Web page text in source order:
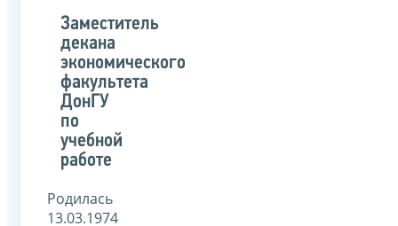
Заместитель
декана
экономического
факультета
ДонГУ
по
учебной
работе
Родилась
13.03.1974